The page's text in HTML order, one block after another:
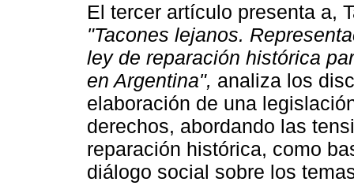
El tercer artículo presenta a,
"Tacones lejanos.
ley de reparación histórica
en Argentina", analiza los
elaboración de una
derechos, abordando las
reparación histórica, como
diálogo social sobre los